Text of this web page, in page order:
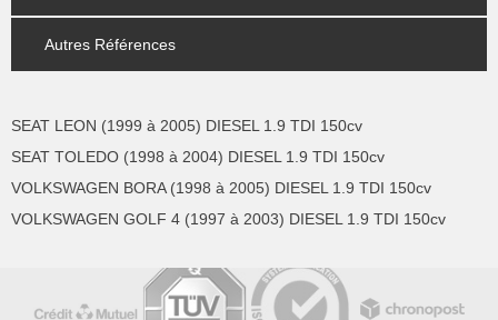
Autres Références
SEAT LEON (1999 à 2005) DIESEL 1.9 TDI 150cv
SEAT TOLEDO (1998 à 2004) DIESEL 1.9 TDI 150cv
VOLKSWAGEN BORA (1998 à 2005) DIESEL 1.9 TDI 150cv
VOLKSWAGEN GOLF 4 (1997 à 2003) DIESEL 1.9 TDI 150cv